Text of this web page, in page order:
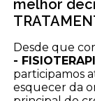
melhor
Desde que
-
participamos
esquecer da